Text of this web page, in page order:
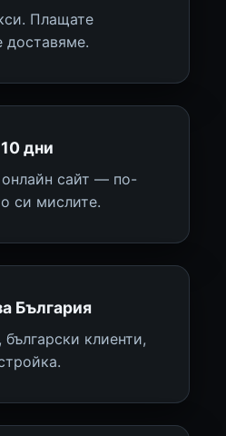
Плащате
доставяме.
дни
сайт — по-
си мислите.
България
клиенти,